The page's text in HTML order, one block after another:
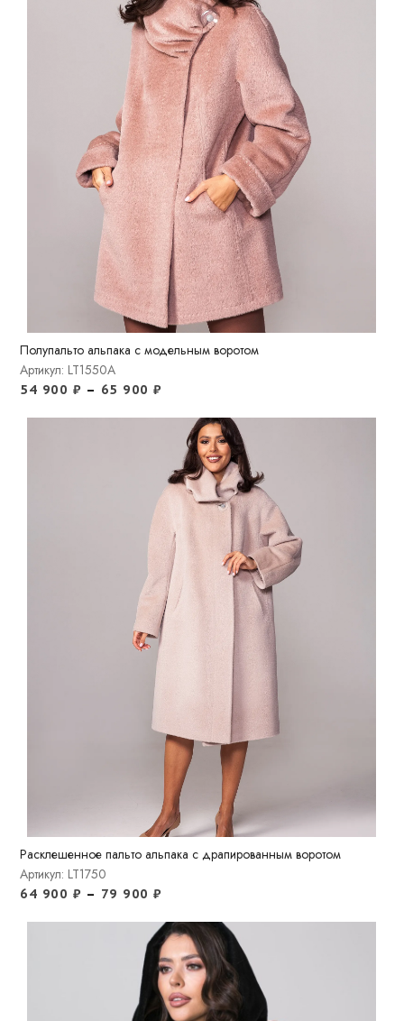
Полупальто альпака с модельным воротом
Артикул: LT1550A
54 900 ₽ – 65 900₽
Расклешенное пальто альпака с драпированным воротом
Артикул: LT1750
64 900 ₽ – 79 900₽